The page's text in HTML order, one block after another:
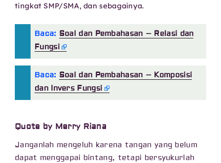
tingkat SMP/SMA, dan sebagainya.
Baca: Soal dan Pembahasan – Relasi dan
Fungsi
Baca: Soal dan Pembahasan – Komposisi
dan Invers Fungsi
Quote by Merry Riana
Janganlah mengeluh karena tangan yang belum
dapat menggapai bintang, tetapi bersyukurlah